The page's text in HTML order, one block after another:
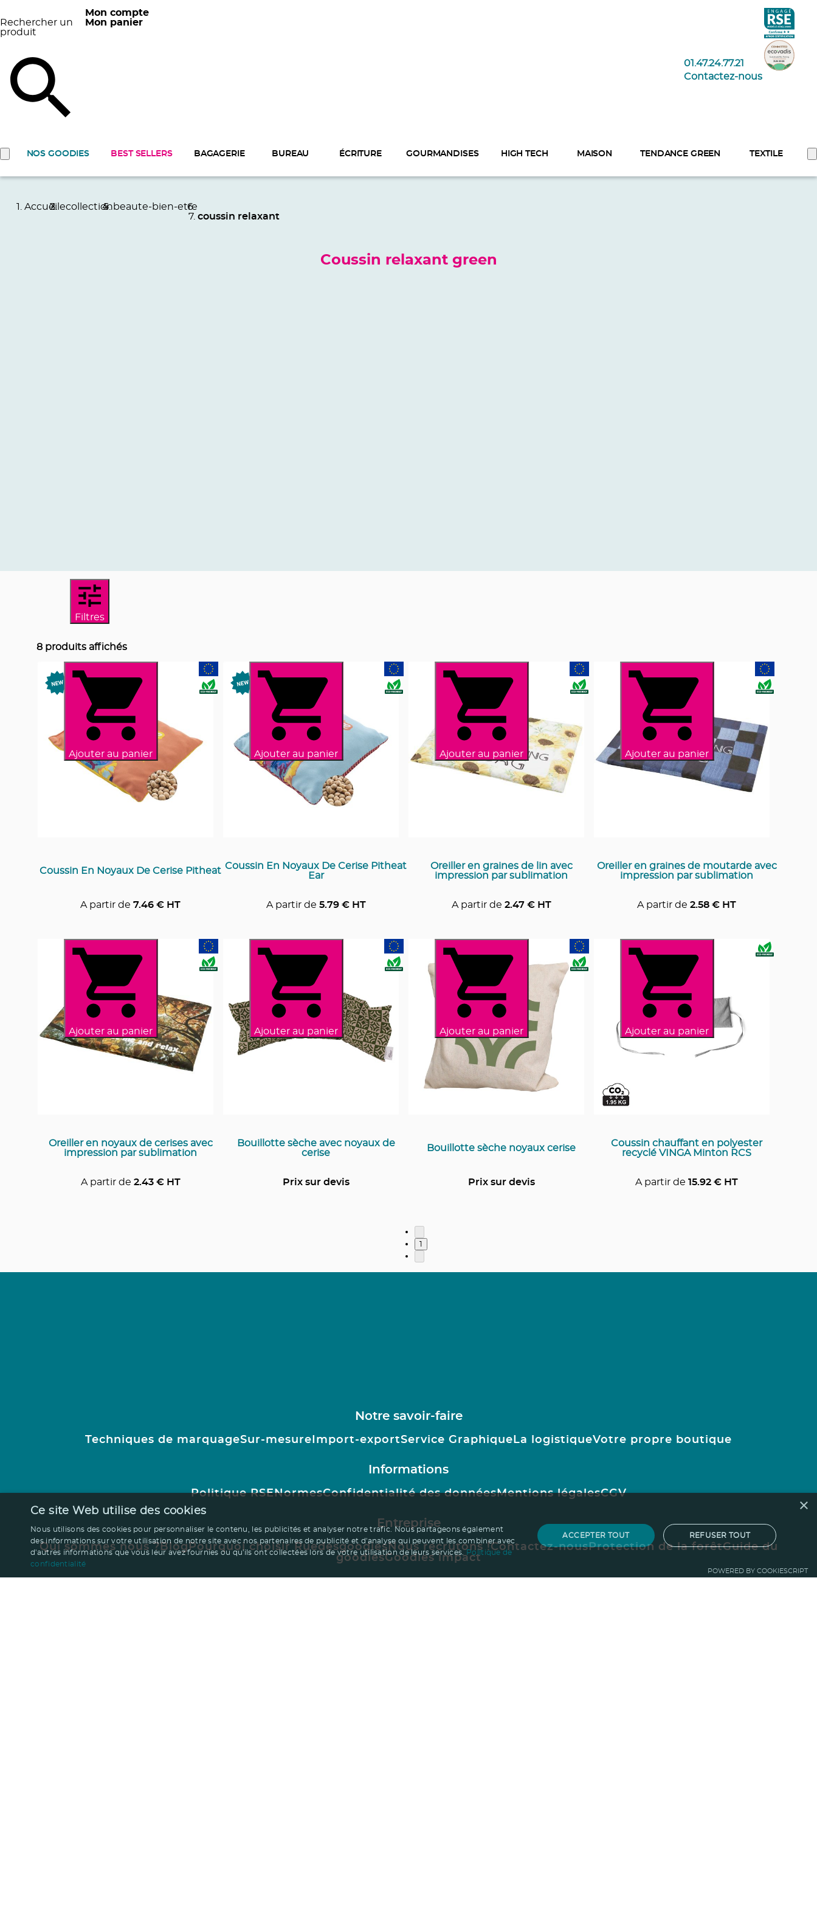
Rechercher un
produit
Mon compte
Mon panier
01.47.24.77.21
Contactez-nous
NOS GOODIES BEST SELLERS BAGAGERIE BUREAU ÉCRITURE GOURMANDISES HIGH TECH MAISON TENDANCE GREEN TEXTILE
Accueil ecollectionbeaute-bien-etre
coussin relaxant
Coussin relaxant green
Filtres
8produits affichés
Ajouter au panier
Coussin En Noyaux De Cerise Pitheat
A partir de 7.46 € HT
Ajouter au panier
Coussin En Noyaux De Cerise Pitheat
Ear
A partir de 5.79€ HT
Ajouter au panier
Oreiller en graines de lin avec
impression par sublimation
A partir de 2.47€ HT
Ajouter au panier
Oreiller en graines de moutarde avec
impression par sublimation
A partir de 2.58 € HT
Ajouter au panier
Oreiller en noyaux de cerises avec
impression par sublimation
A partir de 2.43€ HT
Ajouter au panier
Bouillotte sèche avec noyaux de
cerise
Prix sur devis
Ajouter au panier
Bouillotte sèche noyaux cerise
Prix sur devis
Ajouter au panier
Coussin chauffant en polyester
recyclé VINGA Minton RCS
A partir de 15.92 € HT
1
Notre savoir-faire
Techniques de marquageSur-mesure Import-exportService Graphique La logistiqueVotre propre boutique
Informations
Politique RSENormesConfidentialité des donnéesMentions légalesCGV
Entreprise
Qui sommes nous ?BlogPourquoi choisir RuedesgoodiesNous recrutons !Contactez-nousProtection de la forêtGuide du
goodiesGoodies impact
×
Ce site Web utilise des cookies
Nous utilisons des cookies pour personnaliser le contenu, les publicités et analyser notre trafic. Nous partageons également
des informations sur votre utilisation de notre site avec nos partenaires de publicité et d'analyse qui peuvent les combiner avec
d'autres informations que vous leur avez fournies ou qu'ils ont collectées lors de votre utilisation de leurs services.Politique de
confidentialité
ACCEPTER TOUT REFUSER TOUT
POWERED BY COOKIESCRIPT